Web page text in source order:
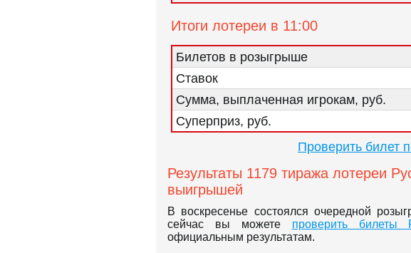
Итоги лотереи в 11:00
Билетов в розыгрыше
Ставок
Сумма, выплаченная игрокам, руб.
Суперприз, руб.
Проверить билет
Результаты 1179 тиража лотереи
выигрышей
В воскресенье состоялся очередной
сейчас вы можете проверить билеты
официальным результатам.